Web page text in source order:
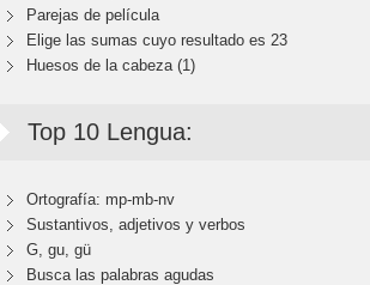
Parejas de película
Elige las sumas cuyo resultado es 23
Huesos de la cabeza (1)
Top 10 Lengua:
Ortografía: mp-mb-nv
Sustantivos, adjetivos y verbos
G, gu, gü
Busca las palabras agudas